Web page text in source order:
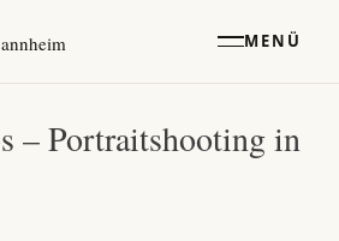
MENÜ
– Portraitshooting in